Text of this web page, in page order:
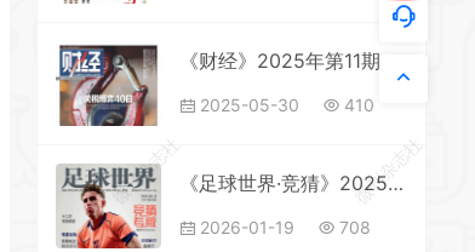
2025-05-30 410
《足球世界·竞猜》2025年第12期全彩精校PDF杂志下载
2026-01-19 708
微刊杂志社 微刊杂志社